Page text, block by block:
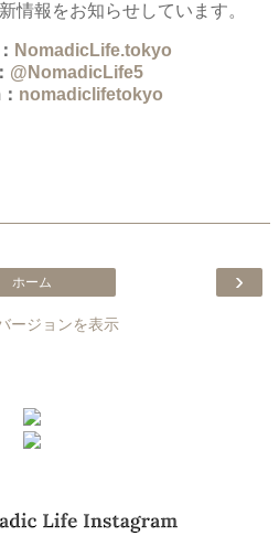
情報をお知らせしています。
NomadicLife.tokyo
@NomadicLife5
nomadiclifetokyo
›
ホーム
ージョンを表示